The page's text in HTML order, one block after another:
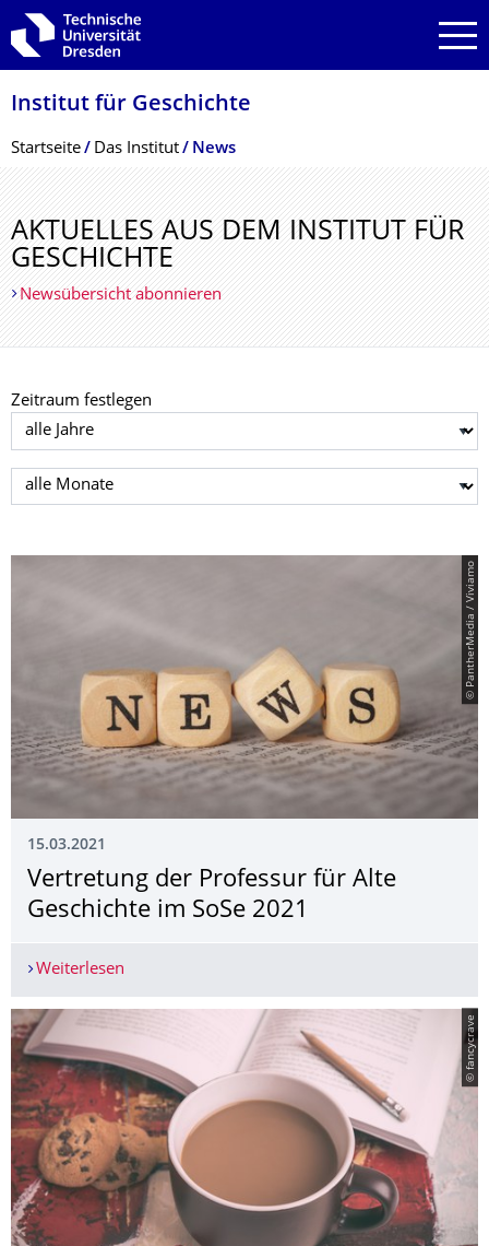
Zur Hauptnavigation springen
Zur Suche springen
Zum Inhalt springen
Institut für Geschichte
Breadcrumb-Menü
Startseite Das Institut News
AKTUELLES AUS DEM INSTITUT FÜR
GESCHICHTE
Newsübersicht abonnieren
Zeitraum festlegen
Jahr auswählen
Monat auswählen
© PantherMedia / Viviamo
15.03.2021
Vertretung der Professur für Alte
Geschichte im SoSe 2021
Weiterlesen
© fancycrave